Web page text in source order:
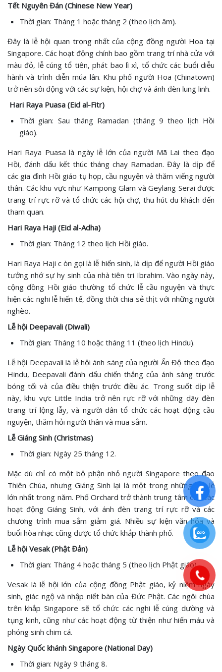
Tết Nguyên Đán (Chinese New Year)
Thời gian: Tháng 1 hoặc tháng 2 (theo lịch âm).
Đây là lễ hội quan trọng nhất của cộng đồng người Hoa tại
Singapore. Các hoạt động chính bao gồm trang trí nhà cửa với
màu đỏ, lễ cúng tổ tiên, phát bao lì xì, tổ chức các buổi diễu
hành và trình diễn múa lân. Khu phố người Hoa (Chinatown)
trở nên sôi động với các sự kiện, hội chợ và ánh đèn lung linh.
Hari Raya Puasa (Eid al-Fitr)
Thời gian: Sau tháng Ramadan (tháng 9 theo lịch Hồi
giáo).
Hari Raya Puasa là ngày lễ lớn của người Mã Lai theo đạo
Hồi, đánh dấu kết thúc tháng chay Ramadan. Đây là dịp để
các gia đình Hồi giáo tụ họp, cầu nguyện và thăm viếng người
thân. Các khu vực như Kampong Glam và Geylang Serai được
trang trí rực rỡ và tổ chức các hội chợ, thu hút du khách đến
tham quan.
Hari Raya Haji (Eid al-Adha)
Thời gian: Tháng 12 theo lịch Hồi giáo.
Hari Raya Haji c òn gọi là lễ hiến sinh, là dịp để người Hồi giáo
tưởng nhớ sự hy sinh của nhà tiên tri Ibrahim. Vào ngày này,
cộng đồng Hồi giáo thường tổ chức lễ cầu nguyện và thực
hiện các nghi lễ hiến tế, đồng thời chia sẻ thịt với những người
nghèo.
Lễ hội Deepavali (Diwali)
Thời gian: Tháng 10 hoặc tháng 11 (theo lịch Hindu).
Lễ hội Deepavali là lễ hội ánh sáng của người Ấn Độ theo đạo
Hindu, Deepavali đánh dấu chiến thắng của ánh sáng trước
bóng tối và của điều thiện trước điều ác. Trong suốt dịp lễ
này, khu vực Little India trở nên rực rỡ với những dãy đèn
trang trí lộng lẫy, và người dân tổ chức các hoạt động cầu
nguyện, thăm hỏi người thân và mua sắm.
Lễ Giáng Sinh (Christmas)
Thời gian: Ngày 25 tháng 12.
Mặc dù chỉ có một bộ phận nhỏ người Singapore theo đạo
Thiên Chúa, nhưng Giáng Sinh lại là một trong những dịp lễ
lớn nhất trong năm. Phố Orchard trở thành trung tâm của các
hoạt động Giáng Sinh, với ánh đèn trang trí rực rỡ và các
chương trình mua sắm giảm giá. Nhiều sự kiện văn hóa và
buổi hòa nhạc cũng được tổ chức khắp thành phố.
Lễ hội Vesak (Phật Đản)
Thời gian: Tháng 4 hoặc tháng 5 (theo lịch Phật giáo).
Vesak là lễ hội lớn của cộng đồng Phật giáo, kỷ niệm ngày
sinh, giác ngộ và nhập niết bàn của Đức Phật. Các ngôi chùa
trên khắp Singapore sẽ tổ chức các nghi lễ cúng dường và
tụng kinh, cũng như các hoạt động từ thiện như hiến máu và
phóng sinh chim cá.
Ngày Quốc khánh Singapore (National Day)
Thời gian: Ngày 9 tháng 8.